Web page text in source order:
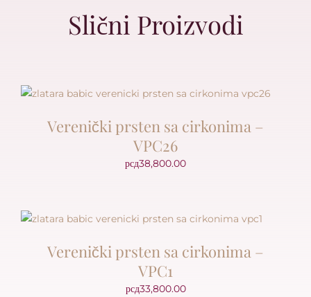
Slični Proizvodi
Verenički prsten sa cirkonima –
VPC26
рсд38,800.00
Verenički prsten sa cirkonima –
VPC1
рсд33,800.00